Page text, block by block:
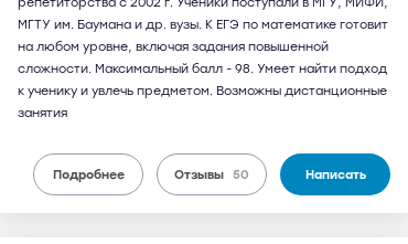
МГТУ им. Баумана и др. вузы. К ЕГЭ по математике готовит
на любом уровне, включая задания повышенной
сложности. Максимальный балл - 98. Умеет найти подход
к ученику и увлечь предметом. Возможны дистанционные
занятия
Подробнее Отзывы 50 Написать